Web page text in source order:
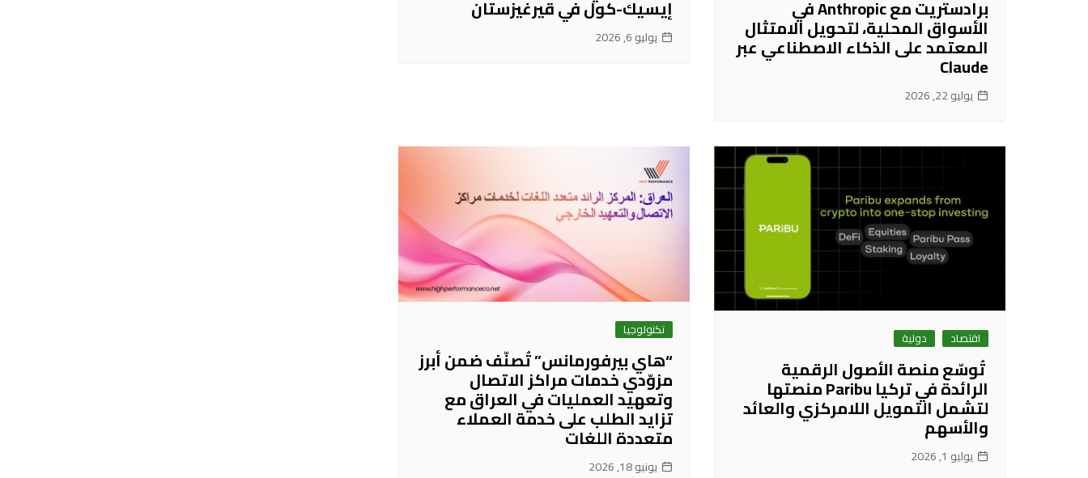
برادستريت مع Anthropic في
الأسواق المحلية، لتحويل الامتثال
المعتمد على الذكاء الاصطناعي عبر
Claude
يوليو 22, 2026
إيسيك-كول في قيرغيزستان
يوليو 6, 2026
اقتصاد دولية
تُوسّع منصة الأصول الرقمية
الرائدة في تركيا Paribu منصتها
لتشمل التمويل اللامركزي والعائد
والأسهم
يوليو 1, 2026
تكنولوجيا
“هاي بيرفورمانس” تُصنّف ضمن أبرز
مزوّدي خدمات مراكز الاتصال
وتعهيد العمليات في العراق مع
تزايد الطلب على خدمة العملاء
متعددة اللغات
يونيو 18, 2026